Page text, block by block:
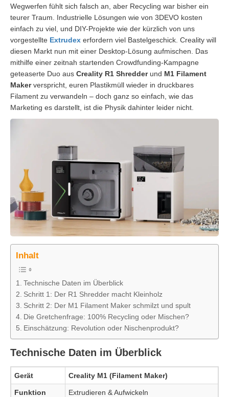
Wegwerfen fühlt sich falsch an, aber Recycling war bisher ein
teurer Traum. Industrielle Lösungen wie von 3DEVO kosten
einfach zu viel, und DIY-Projekte wie der kürzlich von uns
vorgestellte Extrudex erfordern viel Bastelgeschick. Creality will
diesen Markt nun mit einer Desktop-Lösung aufmischen. Das
mithilfe einer zeitnah startenden Crowdfunding-Kampagne
geteaserte Duo aus Creality R1 Shredderund M1 Filament
Makerverspricht, euren Plastikmüll wieder in druckbares
Filament zu verwandeln – doch ganz so einfach, wie das
Marketing es darstellt, ist die Physik dahinter leider nicht.
Inhalt
Technische Daten im Überblick
Schritt 1: Der R1 Shredder macht Kleinholz
Schritt 2: Der M1 Filament Maker schmilzt und spult
Die Gretchenfrage: 100% Recycling oder Mischen?
Einschätzung: Revolution oder Nischenprodukt?
Technische Daten im Überblick
Gerät Creality M1 (Filament Maker)
Funktion Extrudieren & Aufwickeln